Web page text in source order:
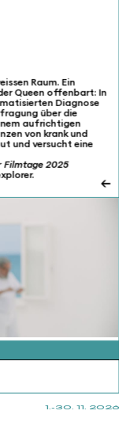
1.-30. 11. 2026
Raum. Ein
Queen offenbart: In
Diagnose
über die
aufrichtigen
von krank und
und versucht eine
Filmtage 2025
←